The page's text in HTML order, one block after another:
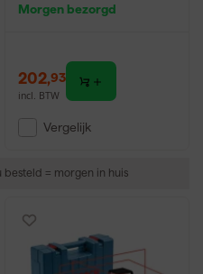
besteld = morgen in huis
Morgen bezorgd
202,93
incl. BTW
Vergelijk